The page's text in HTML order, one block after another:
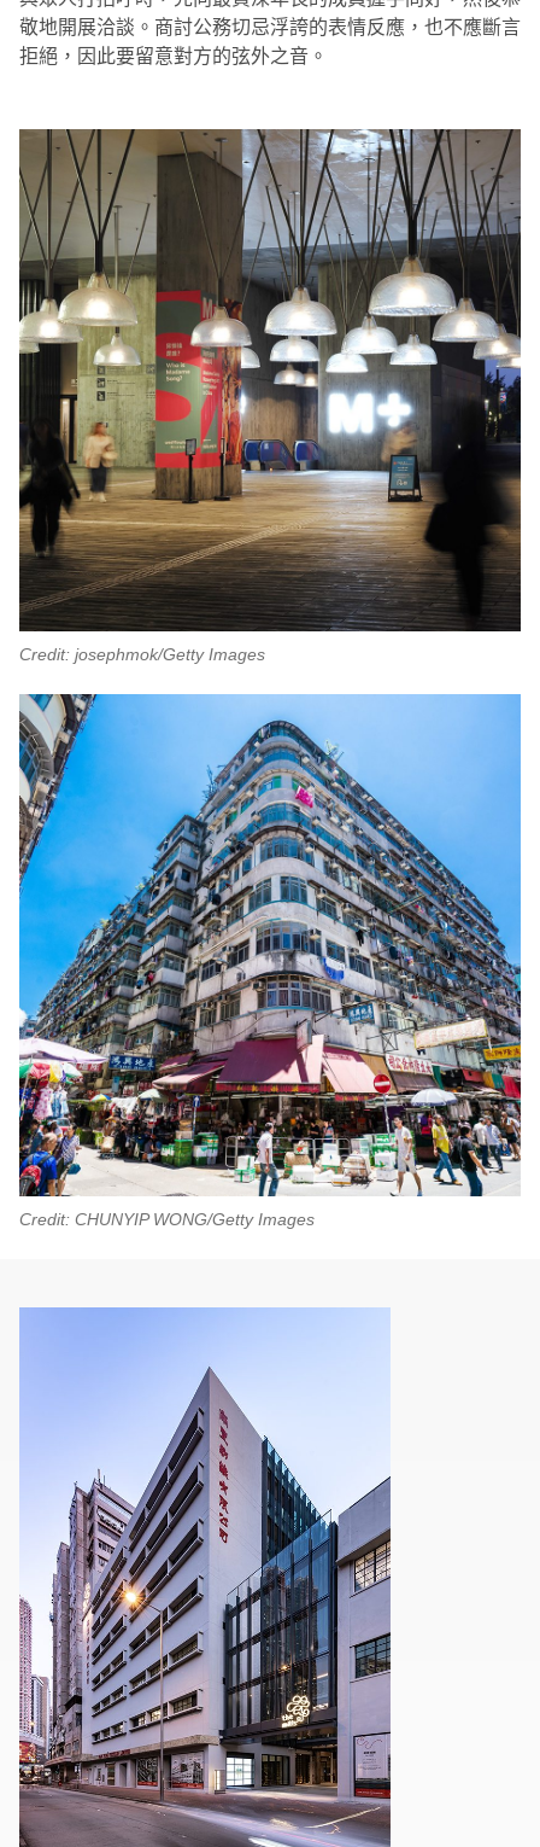
敬地開展洽談。商討公務切忌浮誇的表情反應，也不應斷言
拒絕，因此要留意對方的弦外之音。
Credit: josephmok/Getty Images
Credit: CHUNYIP WONG/Getty Images